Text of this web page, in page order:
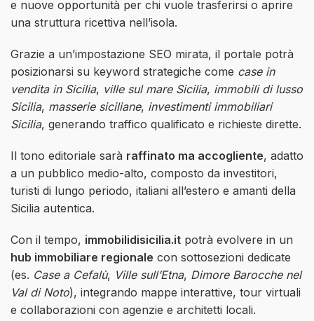
e nuove opportunità per chi vuole trasferirsi o aprire
una struttura ricettiva nell’isola.
Grazie a un’impostazione SEO mirata, il portale potrà
posizionarsi su keyword strategiche come case in
vendita in Sicilia, ville sul mare Sicilia, immobili di lusso
Sicilia, masserie siciliane, investimenti immobiliari
Sicilia, generando traffico qualificato e richieste dirette.
Il tono editoriale sarà raffinato ma accogliente, adatto
a un pubblico medio-alto, composto da investitori,
turisti di lungo periodo, italiani all’estero e amanti della
Sicilia autentica.
Con il tempo, immobilidisicilia.it potrà evolvere in un
hub immobiliare regionale con sottosezioni dedicate
(es. Case a Cefalù, Ville sull’Etna, Dimore Barocche nel
Val di Noto), integrando mappe interattive, tour virtuali
e collaborazioni con agenzie e architetti locali.